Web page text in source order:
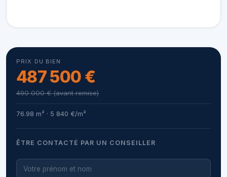
PRIX DU BIEN
487 500 €
490 000 € (avant remise)
76.98 m² · 5 840 €/m²
ÊTRE CONTACTÉ PAR UN CONSEILLER